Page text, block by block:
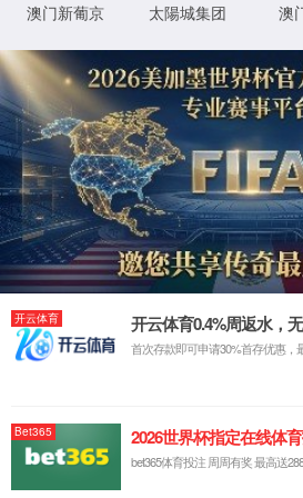
因权限问题或行为非法，您
返回
Request
XML 地图